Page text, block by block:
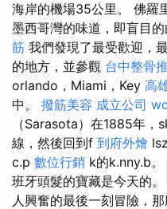
海岸的機場35公里。 佛羅
墨西哥灣的味道，即盲目
筋 我們發現了最受歡迎，
的地方，並參觀 台中整骨
orlando，Miami，Key 高
中。 撥筋美容 成立公司
（Sarasota）在1885年
線，然後回到f 到府外燴
c.p 數位行銷 k的k.nny.b。
班牙頭髮的寶藏是今天的。
人興奮的最後一刻冒險，